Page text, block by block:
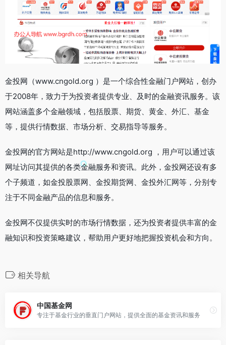
金投网（www.cngold.org ）是一个综合性金融门户网站，创办
于2008年，致力于为投资者提供专业、及时的金融资讯服务。该
网站涵盖多个金融领域，包括股票、期货、黄金、外汇、基金
等，提供行情数据、市场分析、交易指导等服务。
金投网的官方网站是http://www.cngold.org ，用户可以通过该
网址访问其提供的各类金融服务和资讯。此外，金投网还设有多
个子频道，如金投股票网、金投期货网、金投外汇网等，分别专
注于不同金融产品的信息和服务。
金投网不仅提供实时的市场行情数据，还为投资者提供丰富的金
融知识和投资策略建议，帮助用户更好地把握投资机会和方向。
相关导航
中国基金网
专注于基金行业的垂直门户网站，提供全面的基金资讯和服务